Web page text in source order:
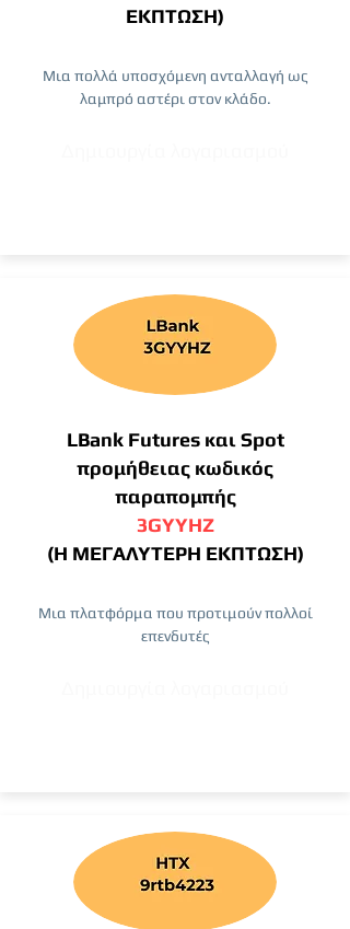
ΕΚΠΤΩΣΗ)
Μια πολλά υποσχόμενη ανταλλαγή ως
λαμπρό αστέρι στον κλάδο.
LBank Futures και Spot
προμήθειας κωδικός
παραπομπής
3GYYHZ
(Η ΜΕΓΑΛΥΤΕΡΗ ΕΚΠΤΩΣΗ)
Μια πλατφόρμα που προτιμούν πολλοί
επενδυτές